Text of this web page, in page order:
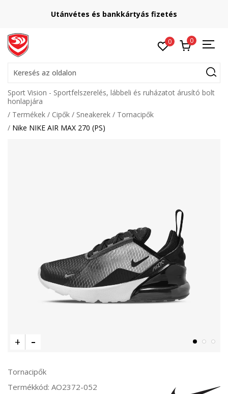
Utánvétes és bankkártyás fizetés
0 0
Keresés az oldalon
Sport Vision - Sportfelszerelés, lábbeli és ruházatot árusító bolt
honlapjára
Termékek
Cipők Sneakerek
Tornacipők
Nike NIKE AIR MAX 270 (PS)
Tornacipők
Termékkód: AO2372-052